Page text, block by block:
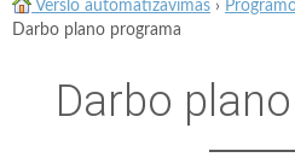
Verslo automatizavimas ›
Darbo plano programa
Darbo